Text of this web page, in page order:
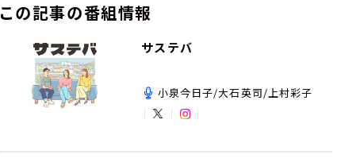
この記事の番組情報
サステバ
小泉今日子/大石英司/上村彩子